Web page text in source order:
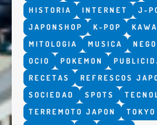
HISTORIA
INTERNET J-
JAPONSHOP
K-POP
MITOLOGIA
MUSICA
OCIO
POKEMON
RECETAS
REFRESCOS
SOCIEDAD
SPOTS
TERREMOTO JAPON
TOKYO